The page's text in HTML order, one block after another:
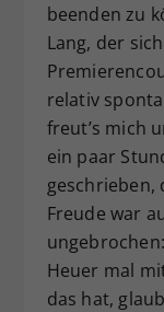
beenden zu
Lang, der
relativ
freut’s mich
ein paar
geschrieben,
Freude war
Heuer mal
das hat,